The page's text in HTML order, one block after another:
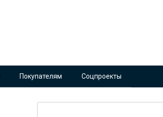
Покупателям Соцпроекты